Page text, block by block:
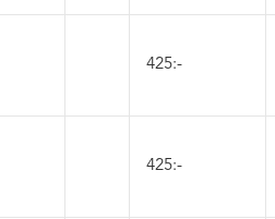
425:-
425:-